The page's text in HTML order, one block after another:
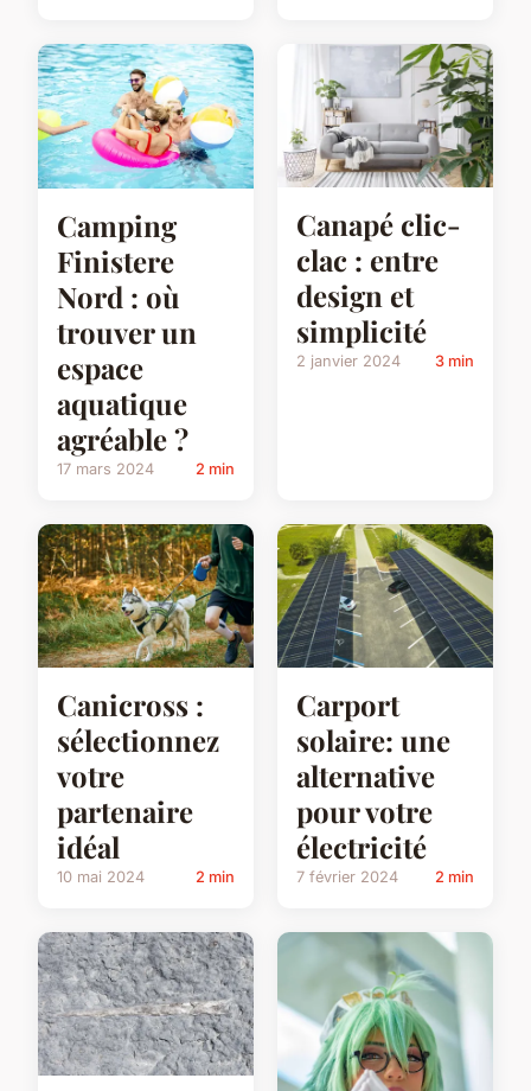
Camping
Finistere
Nord : où
trouver un
espace
aquatique
agréable ?
17 mars 2024 2 min
Canapé clic-
clac : entre
design et
simplicité
2 janvier 2024 3 min
Canicross :
sélectionnez
votre
partenaire
idéal
10 mai 2024 2 min
Carport
solaire: une
alternative
pour votre
électricité
7 février 2024 2 min